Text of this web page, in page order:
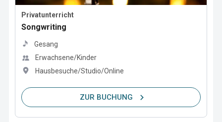
Privatunterricht
Songwriting
Gesang
Erwachsene/Kinder
Hausbesuche/Studio/Online
ZUR BUCHUNG